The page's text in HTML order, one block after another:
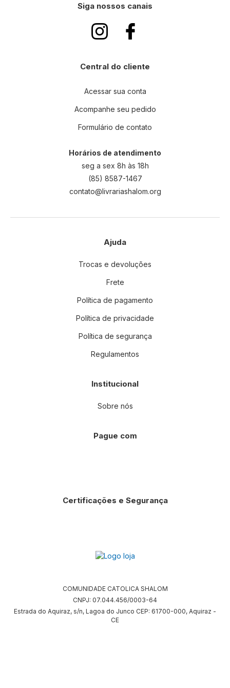
Siga nossos canais
Central do cliente
Acessar sua conta
Acompanhe seu pedido
Formulário de contato
Horários de atendimento
seg a sex 8h às 18h
(85) 8587-1467
contato@livrariashalom.org
Ajuda
Trocas e devoluções
Frete
Política de pagamento
Política de privacidade
Política de segurança
Regulamentos
Institucional
Sobre nós
Pague com
Certificações e Segurança
COMUNIDADE CATOLICA SHALOM
CNPJ: 07.044.456/0003-64
Estrada do Aquiraz, s/n, Lagoa do Junco CEP: 61700-000, Aquiraz -
CE